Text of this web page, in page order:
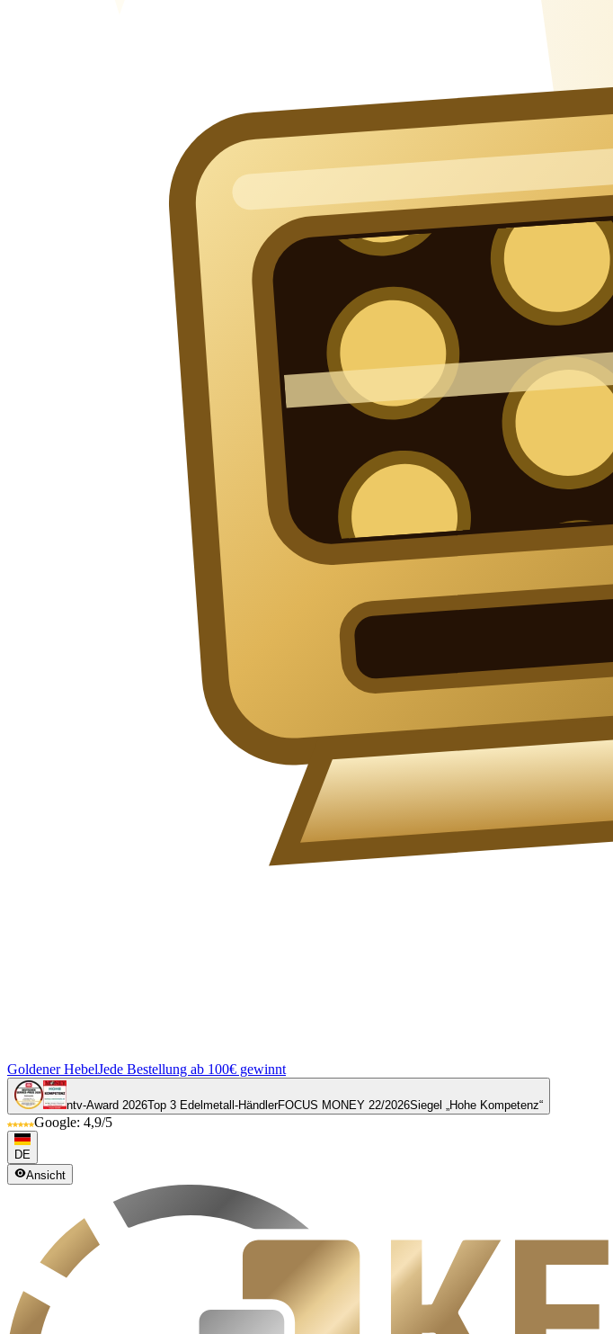
Goldener HebelJede Bestellung ab 100€ gewinnt
ntv-Award 2026Top 3 Edelmetall-HändlerFOCUS MONEY 22/2026Siegel „Hohe Kompetenz“
Google: 4,9/5
DE
Ansicht